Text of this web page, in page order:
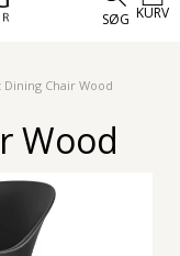
SØG KURV
Dining Chair Wood
Wood